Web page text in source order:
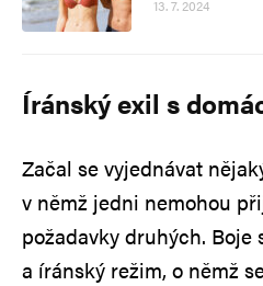
13. 7. 2024
Íránský exil s
Začal se vyjednávat
v němž jedni nemohou
požadavky druhých. Boje
a íránský režim, o němž